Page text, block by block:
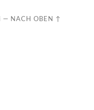
— NACH OBEN ↑